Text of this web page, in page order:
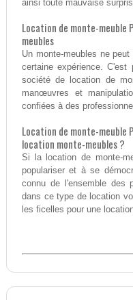
ainsi toute mauvaise
Location de monte-meuble
meubles
Un monte-meubles ne
certaine expérience.
société de location de
manœuvres et
confiées à des
Location de monte-meuble
location monte-meubles ?
Si la location de monte-
populariser et à se
connu de l'ensemble des
dans ce type de location
les ficelles pour une